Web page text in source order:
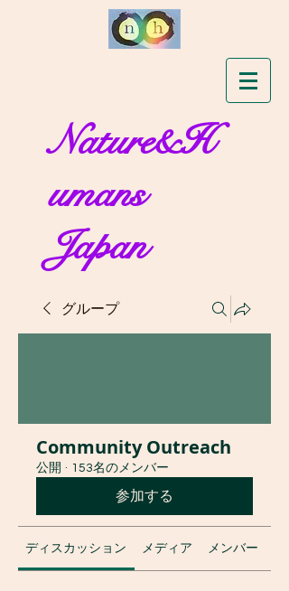
Nature&H
umans
Japan
グループ
Community Outreach
公開 · 153名のメンバー
参加する
ディスカッション メディア メンバー